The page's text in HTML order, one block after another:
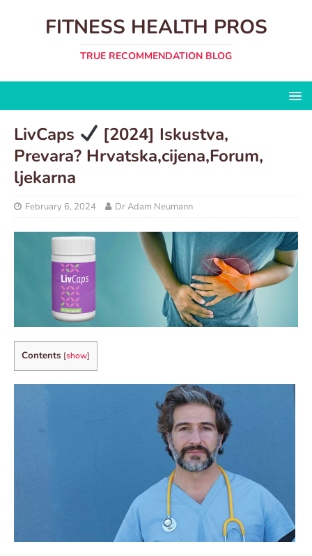
FITNESS HEALTH PROS
TRUE RECOMMENDATION BLOG
LivCaps
[2024] Iskustva,
Prevara? Hrvatska,cijena,Forum,
ljekarna
February 6, 2024 Dr Adam Neumann
Contents [show]